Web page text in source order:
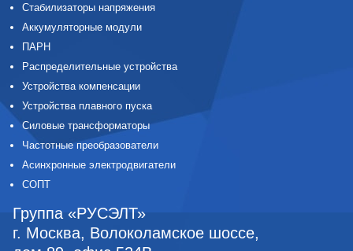
Стабилизаторы напряжения
Аккумуляторные модули
ПАРН
Распределительные устройства
Устройства компенсации
Устройства плавного пуска
Силовые трансформаторы
Частотные преобразователи
Асинхронные электродвигатели
СОПТ
Группа «РУСЭЛТ»
г. Москва, Волоколамское шоссе,